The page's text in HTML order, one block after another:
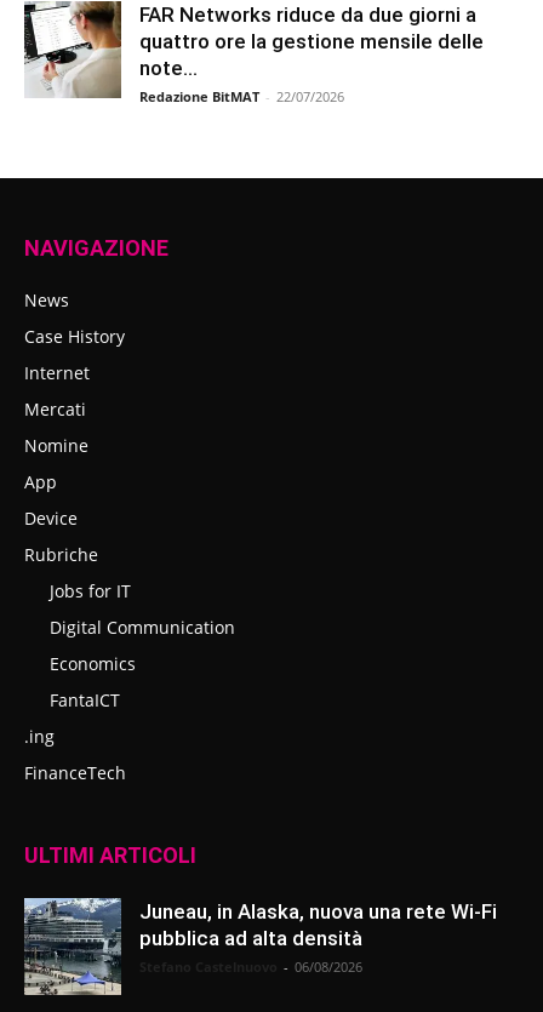
FAR Networks riduce da due giorni a
quattro ore la gestione mensile delle
note...
Redazione BitMAT - 22/07/2026
NAVIGAZIONE
News
Case History
Internet
Mercati
Nomine
App
Device
Rubriche
Jobs for IT
Digital Communication
Economics
FantaICT
.ing
FinanceTech
ULTIMI ARTICOLI
Juneau, in Alaska, nuova una rete Wi-Fi
pubblica ad alta densità
- 06/08/2026